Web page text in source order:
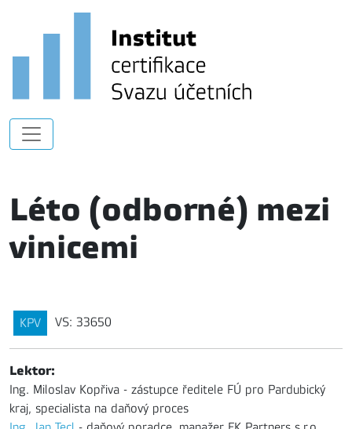
Léto (odborné) mezi
vinicemi
KPV VS: 33650
Lektor:
Ing. Miloslav Kopřiva - zástupce ředitele FÚ pro Pardubický
kraj, specialista na daňový proces